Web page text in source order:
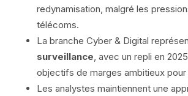
redynamisation, malgré les
télécoms.
La branche Cyber & Digital
surveillance , avec un repli en
objectifs de marges ambitieux pour
Les analystes maintiennent une